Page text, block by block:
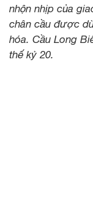
nhộn nhịp của
chân cầu được
hóa. Cầu Long
thế kỷ 20.